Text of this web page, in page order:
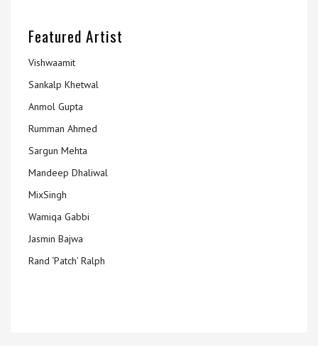
Featured Artist
Vishwaamit
Sankalp Khetwal
Anmol Gupta
Rumman Ahmed
Sargun Mehta
Mandeep Dhaliwal
MixSingh
Wamiqa Gabbi
Jasmin Bajwa
Rand ‘Patch’ Ralph